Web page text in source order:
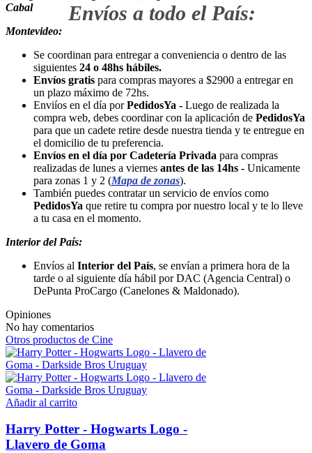
Envíos a todo el País:
Montevideo:
Se coordinan para entregar a conveniencia o dentro de las
siguientes 24 o 48hs hábiles.
Envíos gratis para compras mayores a $2900 a entregar en
un plazo máximo de 72hs.
Enviíos en el día porPedidosYa - Luego de realizada la
compra web, debes coordinar con la aplicación de PedidosYa
para que un cadete retire desde nuestra tienda y te entregue en
el domicilio de tu preferencia.
Envíos en el día por Cadetería Privada para compras
realizadas de lunes a viernes antes de las 14hs - Unicamente
para zonas 1 y 2 (Mapa de zonas).
También puedes contratar un servicio de envíos como
PedidosYa que retire tu compra por nuestro local y te lo lleve
a tu casa en el momento.
Interior del País:
Envíos al Interior del País, se envían a primera hora de la
tarde o al siguiente día hábil por DAC (Agencia Central) o
DePunta ProCargo (Canelones & Maldonado).
Opiniones
No hay comentarios
Otros productos de Cine
Añadir al carrito
Harry Potter - Hogwarts Logo -
Llavero de Goma